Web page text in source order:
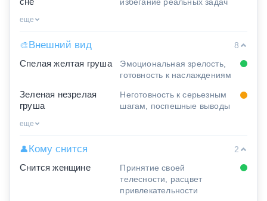
еще
🎨Внешний вид
8
Спелая желтая груша
Эмоциональная зрелость,
готовность к наслаждениям
Зеленая незрелая
груша
Неготовность к серьезным
шагам, поспешные выводы
еще
👤Кому снится
2
Снится женщине
Принятие своей
телесности, расцвет
привлекательности